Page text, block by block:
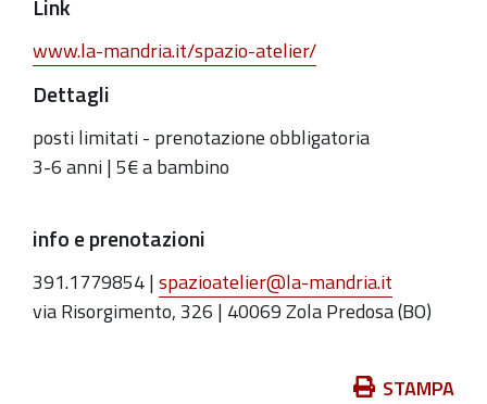
www.la-mandria.it/spazio-atelier/
Dettagli
posti limitati - prenotazione obbligatoria
3-6 anni | 5€ a bambino
info e prenotazioni
391.1779854 |spazioatelier@la-mandria.it
via Risorgimento, 326 | 40069 Zola Predosa (BO)
STAMPA